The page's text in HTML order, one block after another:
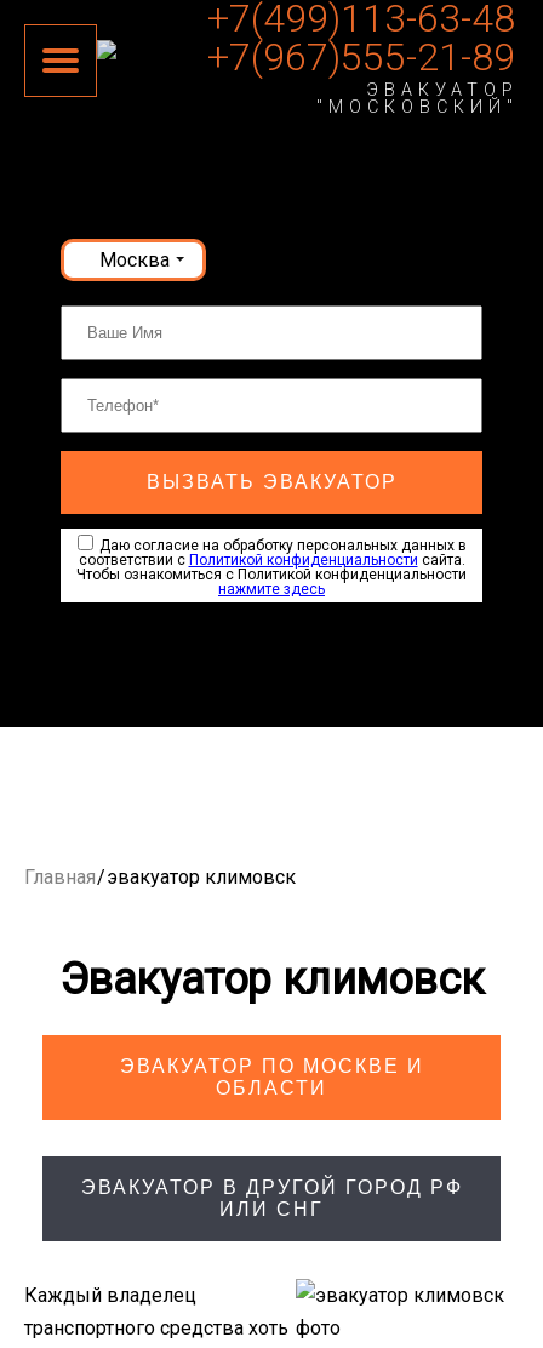
+7(499)113-63-48
+7(967)555-21-89
ЭВАКУАТОР
"МОСКОВСКИЙ"
Москва
ВЫЗВАТЬ ЭВАКУАТОР
Даю согласие на обработку персональных данных в
соответствии с Политикой конфиденциальности сайта.
Чтобы ознакомиться с Политикой конфиденциальности
нажмите здесь
Главная/эвакуатор климовск
Эвакуатор климовск
ЭВАКУАТОР ПО МОСКВЕ И
ОБЛАСТИ
ЭВАКУАТОР В ДРУГОЙ ГОРОД РФ
ИЛИ СНГ
Каждый владелец
транспортного средства хоть